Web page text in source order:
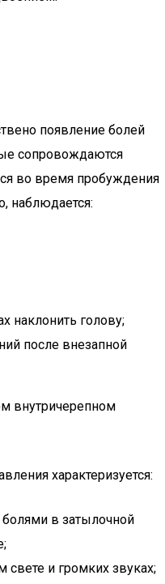
появление болей
сопровождаются
во время пробуждения
наблюдается:
наклонить голову;
после внезапной
внутричерепном
характеризуется:
в затылочной
свете и громких звуках;